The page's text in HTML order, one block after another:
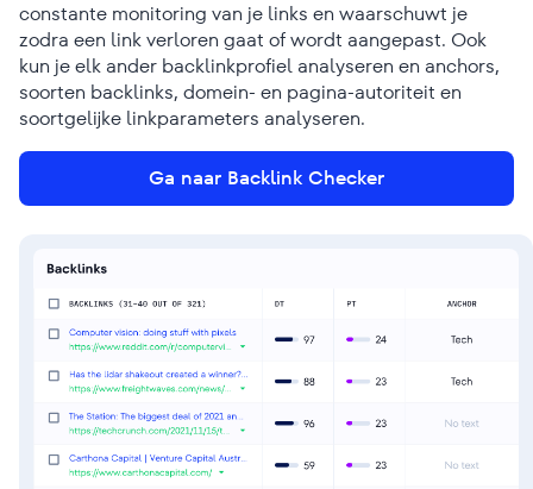
constante monitoring van je links en waarschuwt je
zodra een link verloren gaat of wordt aangepast. Ook
kun je elk ander backlinkprofiel analyseren en anchors,
soorten backlinks, domein- en pagina-autoriteit en
soortgelijke linkparameters analyseren.
Ga naar Backlink Checker